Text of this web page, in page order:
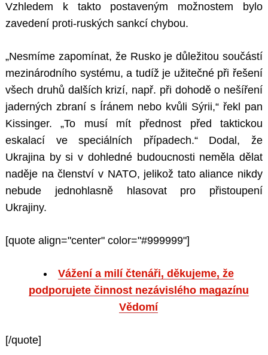
Vzhledem k takto postaveným možnostem bylo
zavedení proti-ruských sankcí chybou.
„Nesmíme zapomínat, že Rusko je důležitou součástí
mezinárodního systému, a tudíž je užitečné při řešení
všech druhů dalších krizí, např. při dohodě o nešíření
jaderných zbraní s Íránem nebo kvůli Sýrii,“ řekl pan
Kissinger. „To musí mít přednost před taktickou
eskalací ve speciálních případech.“ Dodal, že
Ukrajina by si v dohledné budoucnosti neměla dělat
naděje na členství v NATO, jelikož tato aliance nikdy
nebude jednohlasně hlasovat pro přistoupení
Ukrajiny.
[quote align="center" color="#999999"]
Vážení a milí čtenáři, děkujeme, že
podporujete činnost nezávislého magazínu
Vědomí
[/quote]